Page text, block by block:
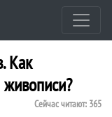
Как
Сейчас читают: 365